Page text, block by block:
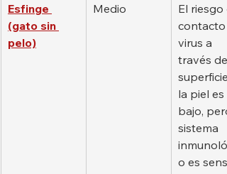
Esfinge
(gato sin
pelo)
Medio
El riesgo
contacto
virus a
través de
la piel es
bajo,
sistema
o es